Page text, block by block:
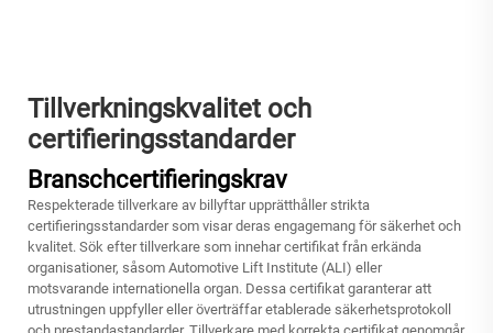
Tillverkningskvalitet och
certifieringsstandarder
Branschcertifieringskrav
Respekterade tillverkare av billyftar upprätthåller strikta
certifieringsstandarder som visar deras engagemang för säkerhet och
kvalitet. Sök efter tillverkare som innehar certifikat från erkända
organisationer, såsom Automotive Lift Institute (ALI) eller
motsvarande internationella organ. Dessa certifikat garanterar att
utrustningen uppfyller eller överträffar etablerade säkerhetsprotokoll